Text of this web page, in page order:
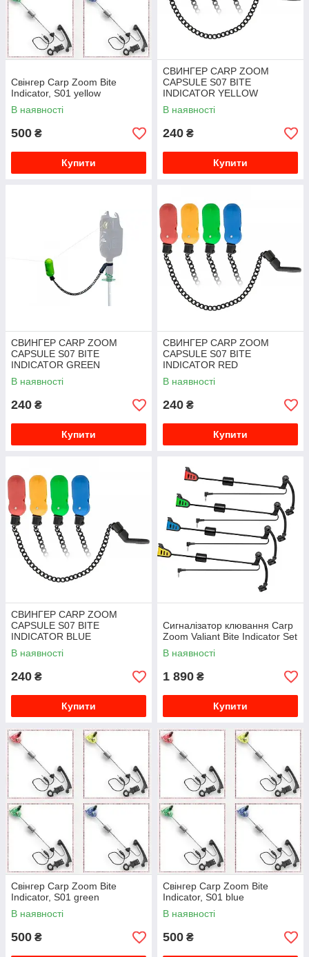
Свінгер Carp Zoom Bite
Indicator, S01 yellow
В наявності
500 ₴
Купити
СВИНГЕР CARP ZOOM
CAPSULE S07 BITE
INDICATOR YELLOW
В наявності
240 ₴
Купити
СВИНГЕР CARP ZOOM
CAPSULE S07 BITE
INDICATOR GREEN
В наявності
240 ₴
Купити
СВИНГЕР CARP ZOOM
CAPSULE S07 BITE
INDICATOR RED
В наявності
240 ₴
Купити
СВИНГЕР CARP ZOOM
CAPSULE S07 BITE
INDICATOR BLUE
В наявності
240 ₴
Купити
Сигналізатор клювання Carp
Zoom Valiant Bite Indicator Set
В наявності
1 890 ₴
Купити
Свінгер Carp Zoom Bite
Indicator, S01 green
В наявності
500 ₴
Свінгер Carp Zoom Bite
Indicator, S01 blue
В наявності
500 ₴